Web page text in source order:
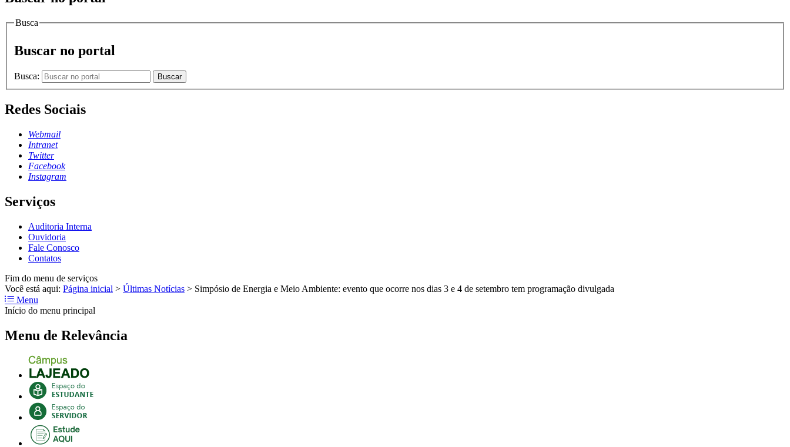
Busca
Buscar no portal
Busca: Buscar
Redes Sociais
Webmail
Intranet
Twitter
Facebook
Instagram
Serviços
Auditoria Interna
Ouvidoria
Fale Conosco
Contatos
Fim do menu de serviços
Você está aqui: Página inicial > Últimas Notícias > Simpósio de Energia e Meio Ambiente: evento que ocorre nos dias 3 e 4 de setembro tem programação divulgada
Menu
Início do menu principal
Menu de Relevância